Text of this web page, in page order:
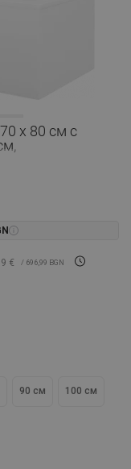
x 80 см с
€ / 696,99 BGN
90 см 100 см